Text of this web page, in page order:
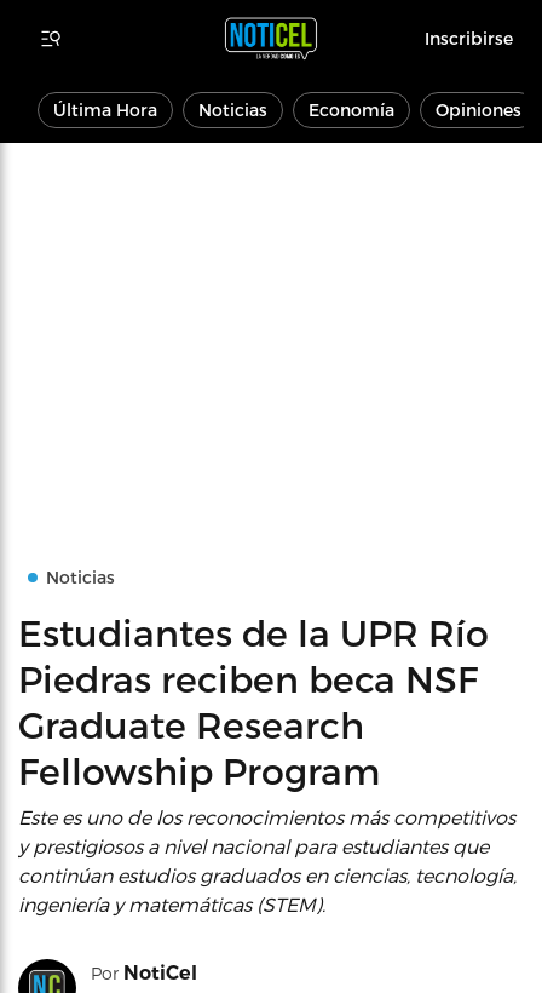
Inscribirse
Última Hora Noticias Economía Opiniones
Noticias
Estudiantes de la UPR Río
Piedras reciben beca NSF
Graduate Research
Fellowship Program
Este es uno de los reconocimientos más competitivos
y prestigiosos a nivel nacional para estudiantes que
continúan estudios graduados en ciencias, tecnología,
ingeniería y matemáticas (STEM).
Por NotiCel